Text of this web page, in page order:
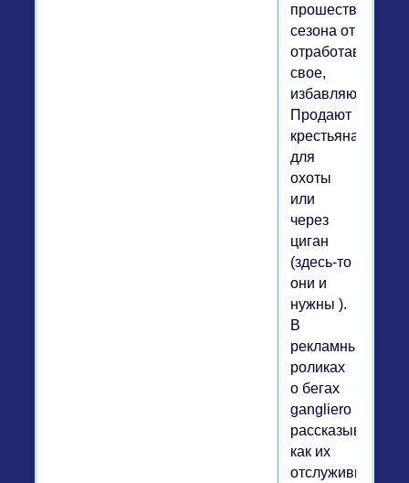
прошествии
сезона от
отработавших
свое,
избавляются.
Продают
крестьянам
для
охоты
или
через
циган
(здесь-то
они и
нужны ).
В
рекламных
роликах
о бегах
gangliero
рассказывают
как их
отслужившие